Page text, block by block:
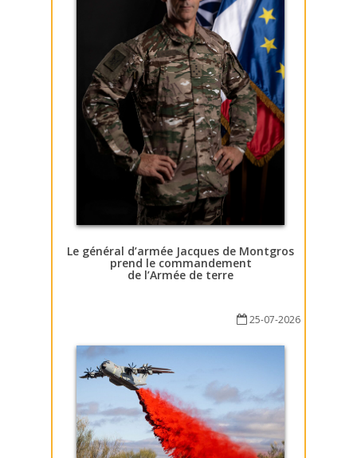
Le général d’armée Jacques de Montgros
prend le commandement
de l’Armée de terre
25-07-2026